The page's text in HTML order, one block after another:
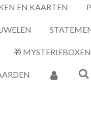
EN KAARTEN
🎁